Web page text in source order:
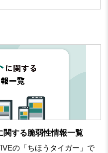
関する脆弱性情報一覧
の「ちほうタイガー」で